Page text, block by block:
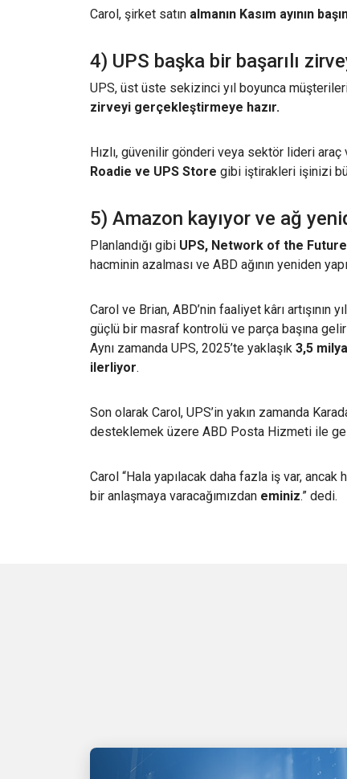
Carol, şirket satın almanın Kasım ayının
4) UPS başka bir başarılı
UPS, üst üste sekizinci yıl boyunca
zirveyi gerçekleştirmeye hazır.
Hızlı, güvenilir gönderi veya sektör lideri
Roadie ve UPS Store gibi iştirakleri işinizi
5) Amazon kayıyor ve ağ
Planlandığı gibi UPS, Network of the
hacminin azalması ve ABD ağının yeniden
Carol ve Brian, ABD’nin faaliyet kârı
güçlü bir masraf kontrolü ve parça başına
Aynı zamanda UPS, 2025’te yaklaşık 3,5
ilerliyor.
Son olarak Carol, UPS’in yakın zamanda
desteklemek üzere ABD Posta Hizmeti ile
Carol “Hala yapılacak daha fazla iş var,
bir anlaşmaya varacağımızdan eminiz.” dedi.